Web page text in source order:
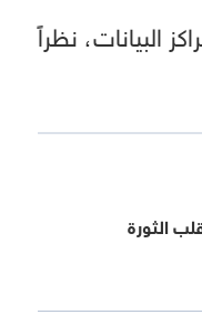
البيانات، نظراً
الثورة